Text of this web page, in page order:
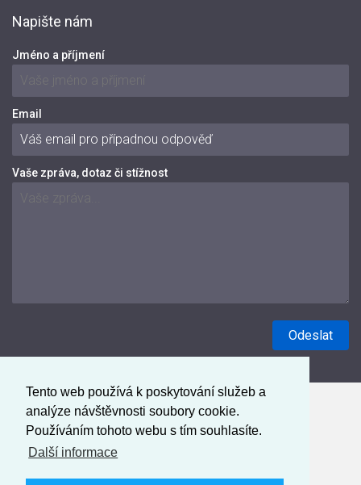
Tento web používá k poskytování služeb a
analýze návštěvnosti soubory cookie.
Používáním tohoto webu s tím souhlasíte.
Další informace
Napište nám
Jméno a příjmení
Email
Vaše zpráva, dotaz či stížnost